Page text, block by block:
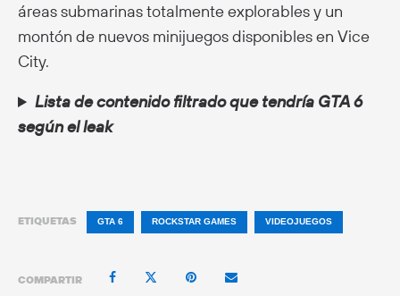
áreas submarinas totalmente explorables y un
montón de nuevos minijuegos disponibles en Vice
City.
Lista de contenido filtrado que tendría GTA 6
según el leak
ETIQUETAS GTA 6 ROCKSTAR GAMES VIDEOJUEGOS
COMPARTIR